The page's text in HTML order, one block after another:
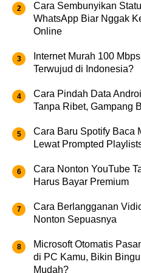
Cara Sembunyikan
WhatsApp Biar Nggak
Online
Internet Murah 100
Terwujud di Indonesia?
Cara Pindah Data
Tanpa Ribet, Gampang
Cara Baru Spotify Baca
Lewat Prompted
Cara Nonton YouTube
Harus Bayar Premium
Cara Berlangganan
Nonton Sepuasnya
Microsoft Otomatis
di PC Kamu, Bikin
Mudah?